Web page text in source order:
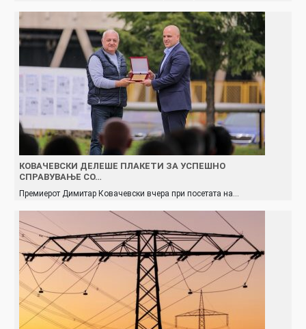
КОВАЧЕВСКИ ДЕЛЕШЕ ПЛАКЕТИ ЗА УСПЕШНО
СПРАВУВАЊЕ СО…
Премиерот Димитар Ковачевски вчера при посетата на…